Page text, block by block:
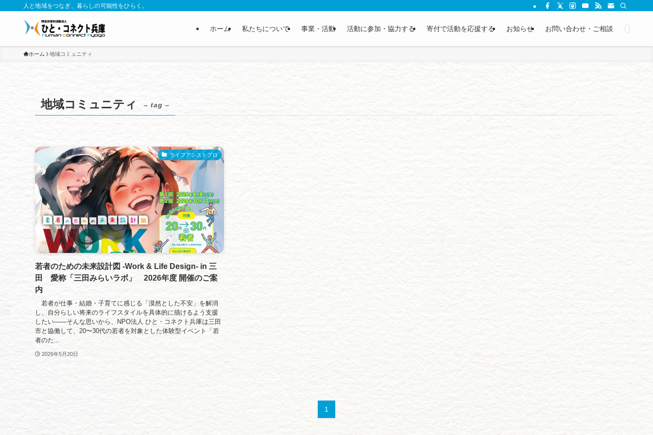
人と地域をつなぎ、暮らしの可能性をひらく。
ホーム 私たちについて 事業・活動 活動に参加・協力する 寄付で活動を応援する お知らせ お問い合わせ・ご相談
ホーム 地域コミュニティ
地域コミュニティ – tag –
ライフアシストプロ
若者のための未来設計図 -Work & Life Design- in 三
田 愛称「三田みらいラボ」 2026年度 開催のご案
内
若者が仕事・結婚・子育てに感じる「漠然とした不安」を解消
し、自分らしい将来のライフスタイルを具体的に描けるよう支援
したい――そんな思いから、NPO法人 ひと・コネクト兵庫は三田
市と協働して、20〜30代の若者を対象とした体験型イベント「若
者のた...
2026年5月20日
1